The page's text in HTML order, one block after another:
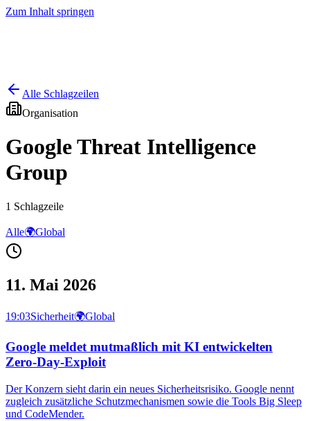
Zum Inhalt springen
Alle Schlagzeilen
Organisation
Google Threat Intelligence
Group
1 Schlagzeile
Alle🌍Global
11. Mai 2026
19:03Sicherheit🌍Global
Google meldet mutmaßlich mit KI entwickelten
Zero-Day-Exploit
Der Konzern sieht darin ein neues Sicherheitsrisiko. Google nennt
zugleich zusätzliche Schutzmechanismen sowie die Tools Big Sleep
und CodeMender.